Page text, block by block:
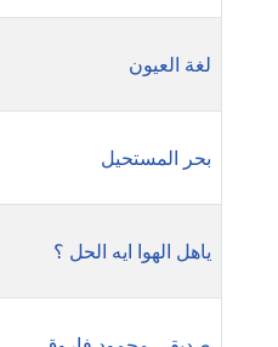
مدونة أمل الخولي
مدونة أمل درويش
مدونة أمل زيادة
لغة العيون
بحر المستحيل
ياهل الهوا ايه الحل ؟